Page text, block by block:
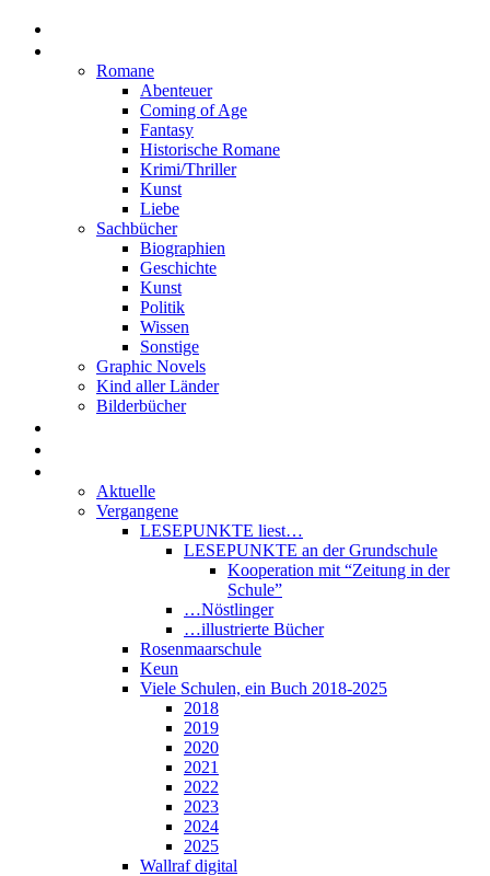
Romane
Abenteuer
Coming of Age
Fantasy
Historische Romane
Krimi/Thriller
Kunst
Liebe
Sachbücher
Biographien
Geschichte
Kunst
Politik
Wissen
Sonstige
Graphic Novels
Kind aller Länder
Bilderbücher
Aktuelle
Vergangene
LESEPUNKTE liest…
LESEPUNKTE an der Grundschule
Kooperation mit “Zeitung in der
Schule”
…Nöstlinger
…illustrierte Bücher
Rosenmaarschule
Keun
Viele Schulen, ein Buch 2018-2025
2018
2019
2020
2021
2022
2023
2024
2025
Wallraf digital